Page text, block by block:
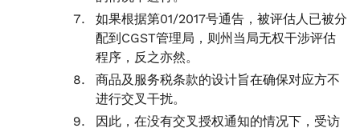
如果根据第01/2017号通告，被评估人已被分
配到CGST管理局，则州当局无权干涉评估
程序，反之亦然。
商品及服务税条款的设计旨在确保对应方不
进行交叉干扰。
因此，在没有交叉授权通知的情况下，受访